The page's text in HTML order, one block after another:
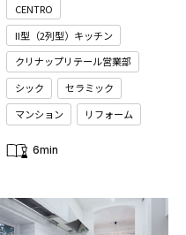
CENTRO
II型（2列型）キッチン
クリナップリテール営業部
シック
セラミック
マンション
リフォーム
6min